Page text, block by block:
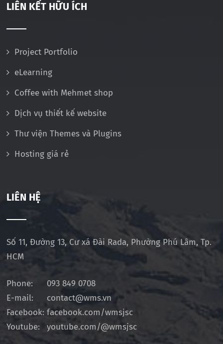
LIÊN KẾT HỮU ÍCH
Project Portfolio
eLearning
Coffee with Mehmet shop
Dịch vụ thiết kế website
Thư viện Themes và Plugins
Hosting giá rẻ
LIÊN HỆ
Số 11, Đường 13, Cư xá Đài Rada, Phường Phú Lâm, Tp.
HCM
Phone:
093 849 0708
E-mail:
contact@wms.vn
Facebook: facebook.com/wmsjsc
Youtube:
youtube.com/@wmsjsc